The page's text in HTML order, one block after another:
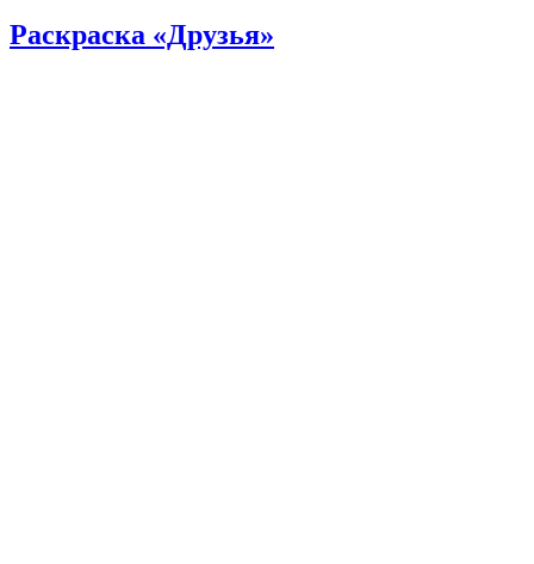
Раскраска «Друзья»